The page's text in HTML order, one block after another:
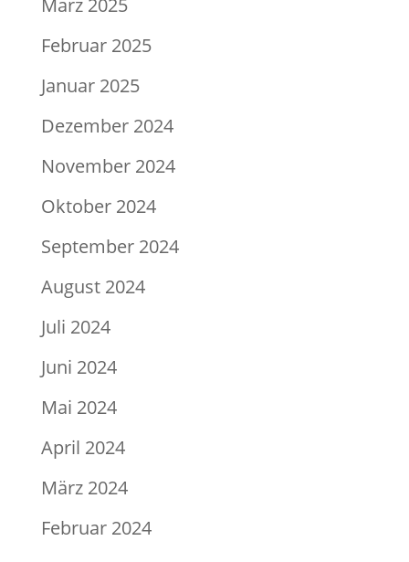
März 2025
Februar 2025
Januar 2025
Dezember 2024
November 2024
Oktober 2024
September 2024
August 2024
Juli 2024
Juni 2024
Mai 2024
April 2024
März 2024
Februar 2024